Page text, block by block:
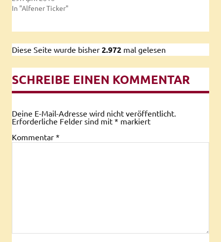
In "Alfener Ticker"
Diese Seite wurde bisher 2.972 mal gelesen
SCHREIBE EINEN KOMMENTAR
Deine E-Mail-Adresse wird nicht veröffentlicht.
Erforderliche Felder sind mit * markiert
Kommentar *